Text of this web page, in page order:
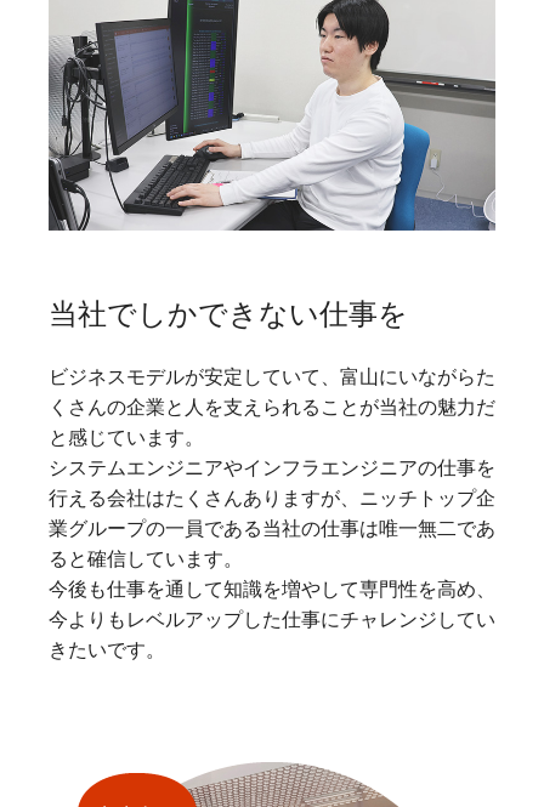
当社でしかできない仕事を
ビジネスモデルが安定していて、富山にいながらた
くさんの企業と人を支えられることが当社の魅力だ
と感じています。
システムエンジニアやインフラエンジニアの仕事を
行える会社はたくさんありますが、ニッチトップ企
業グループの一員である当社の仕事は唯一無二であ
ると確信しています。
今後も仕事を通して知識を増やして専門性を高め、
今よりもレベルアップした仕事にチャレンジしてい
きたいです。